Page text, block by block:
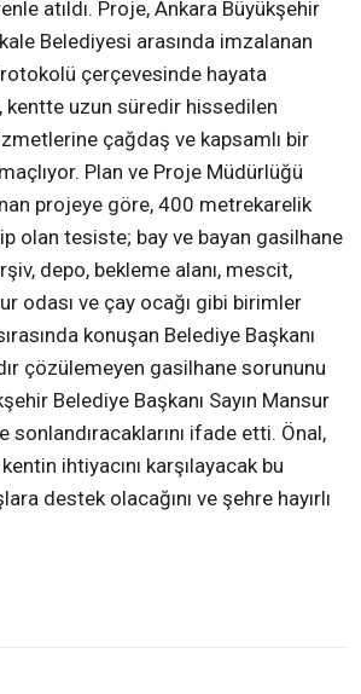
atıldı. Proje, Ankara Büyükşehir
Belediyesi arasında imzalanan
çerçevesinde hayata
kentte uzun süredir hissedilen
çağdaş ve kapsamlı bir
Plan ve Proje Müdürlüğü
projeye göre, 400 metrekarelik
olan tesiste; bay ve bayan gasilhane
depo, bekleme alanı, mescit,
odası ve çay ocağı gibi birimler
konuşan Belediye Başkanı
çözülemeyen gasilhane sorununu
Belediye Başkanı Sayın Mansur
sonlandıracaklarını ifade etti. Önal,
ihtiyacını karşılayacak bu
destek olacağını ve şehre hayırlı